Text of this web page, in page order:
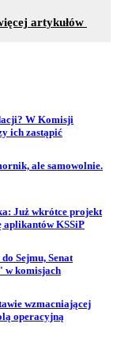
artykułów
W Komisji
ich zastąpić
ale samowolnie.
Już wkrótce projekt
aplikantów KSSiP
Sejmu, Senat
w komisjach
wzmacniającej
operacyjną